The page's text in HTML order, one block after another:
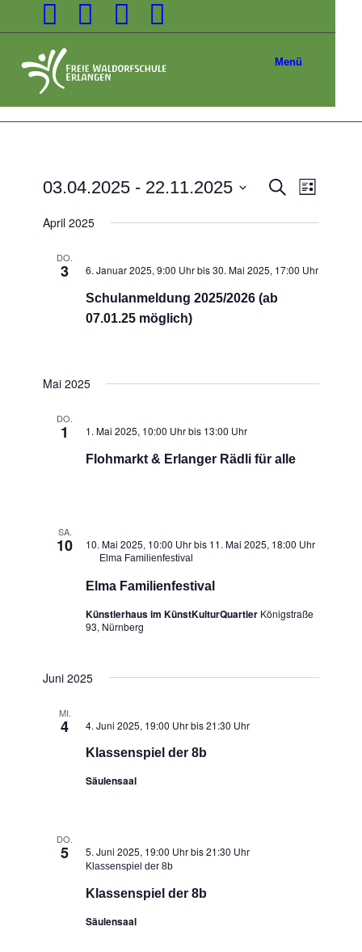
Menü
Suche
Liste
03.04.2025 - 22.11.2025
wählen.
April 2025
DO.
3 6. Januar 2025, 9:00 Uhrbis30. Mai 2025, 17:00 Uhr
Schulanmeldung 2025/2026 (ab
07.01.25 möglich)
Mai 2025
DO.
1 1. Mai 2025, 10:00 Uhrbis 13:00 Uhr
Flohmarkt & Erlanger Rädli für alle
SA.
10 10. Mai 2025, 10:00 Uhrbis 11. Mai 2025, 18:00 Uhr
Elma Familienfestival
Elma Familienfestival
Künstlerhaus im KünstKulturQuartier Königstraße
93, Nürnberg
Juni 2025
MI.
4 4. Juni 2025, 19:00 Uhrbis21:30 Uhr
Klassenspiel der 8b
Säulensaal
DO.
5 5. Juni 2025, 19:00 Uhrbis21:30 Uhr
Klassenspiel der 8b
Klassenspiel der 8b
Säulensaal